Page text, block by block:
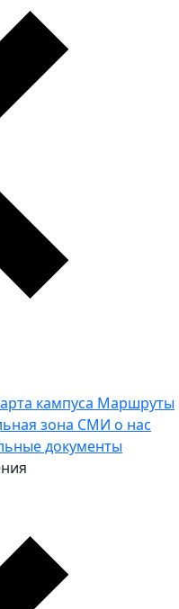
кампуса Маршруты
зона СМИ о нас
документы